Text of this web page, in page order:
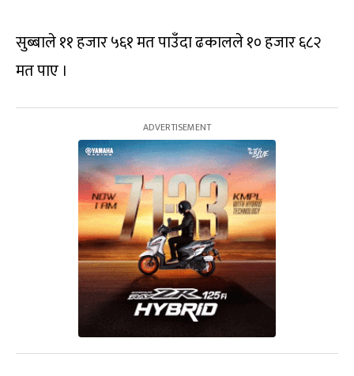
सुब्बाले ११ हजार ५६१ मत पाउँदा ढकालले १० हजार ६८२
मत पाए ।